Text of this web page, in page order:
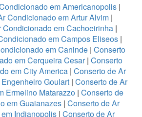
em Americanopolis |
Condicionado em Artur Alvim |
Condicionado em Cachoeirinha|
em Campos Eliseos |
em Caninde| Conserto
em Cerqueira Cesar| Conserto
em City America | Conserto de Ar
Goulart | Conserto de Ar
Ermelino Matarazzo | Conserto de
em Guaianazes| Conserto de Ar
Indianopolis | Conserto de Ar